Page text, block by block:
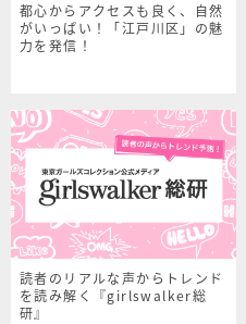
都心からアクセスも良く、自然
がいっぱい！「江戸川区」の魅
力を発信！
読者のリアルな声からトレンド
を読み解く『girlswalker総
研』